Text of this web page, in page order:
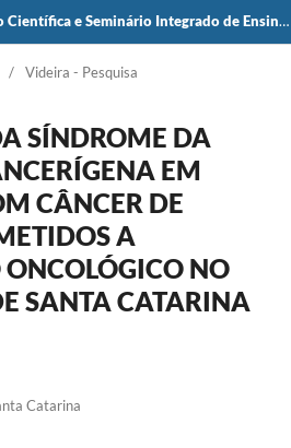
Seminário de Iniciação Científica e Seminário Integrado de Ensino, Pesquisa e Extensão (SIEPE)
/ Videira - Pesquisa
SÍNDROME DA
EM
CÂNCER DE
A
NO
SANTA CATARINA
Catarina